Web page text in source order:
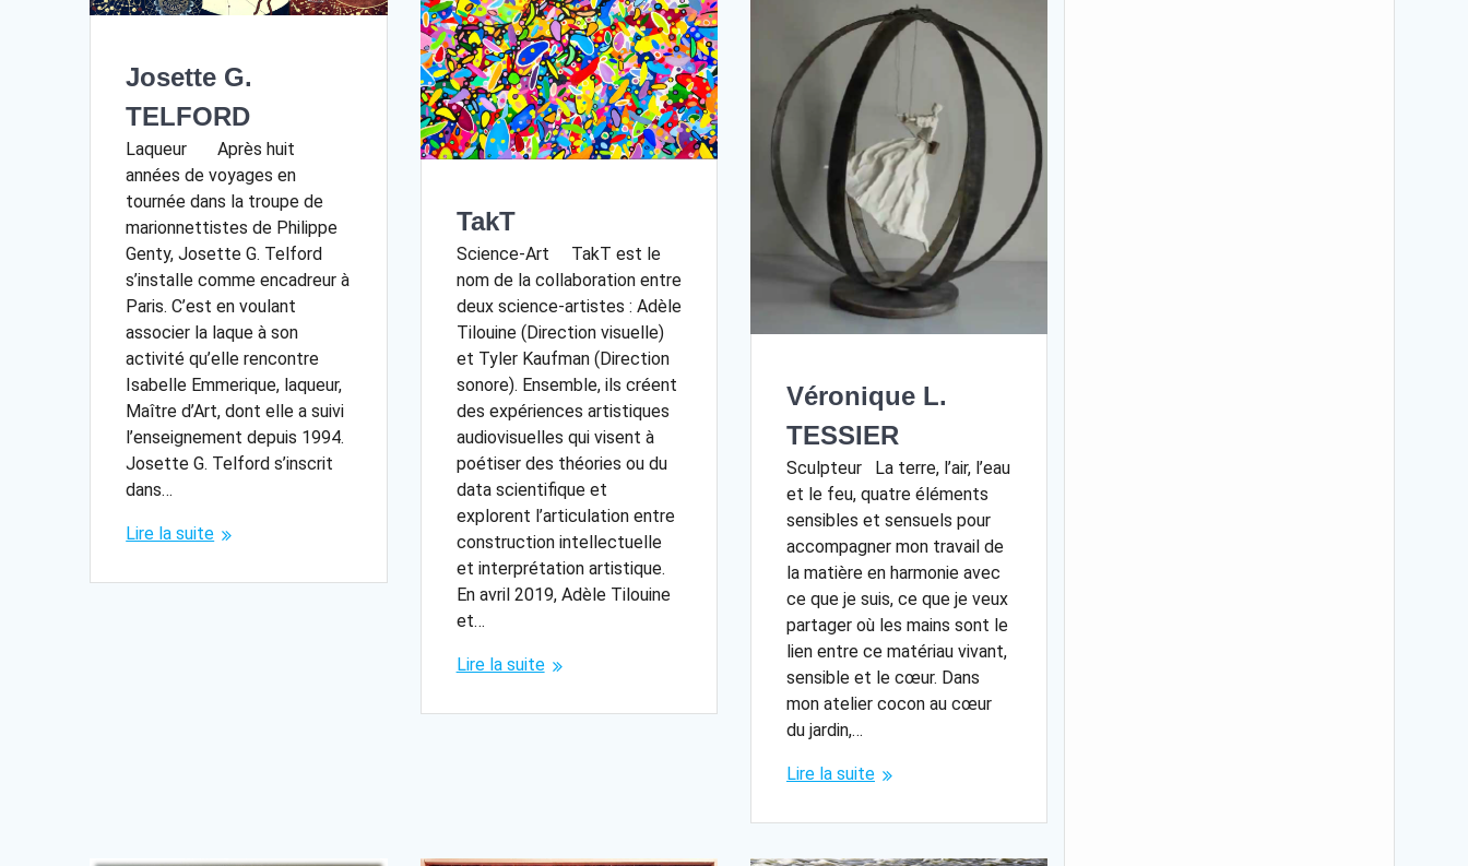
Josette G.
TELFORD
Laqueur Après huit
années de voyages en
tournée dans la troupe de
marionnettistes de Philippe
Genty, Josette G. Telford
s’installe comme encadreur à
Paris. C’est en voulant
associer la laque à son
activité qu’elle rencontre
Isabelle Emmerique, laqueur,
Maître d’Art, dont elle a suivi
l’enseignement depuis 1994.
Josette G. Telford s’inscrit
dans…
Lire la suite
TakT
Science-Art TakT est le
nom de la collaboration entre
deux science-artistes : Adèle
Tilouine (Direction visuelle)
et Tyler Kaufman (Direction
sonore). Ensemble, ils créent
des expériences artistiques
audiovisuelles qui visent à
poétiser des théories ou du
data scientifique et
explorent l’articulation entre
construction intellectuelle
et interprétation artistique.
En avril 2019, Adèle Tilouine
et…
Lire la suite
Véronique L.
TESSIER
Sculpteur La terre, l’air, l’eau
et le feu, quatre éléments
sensibles et sensuels pour
accompagner mon travail de
la matière en harmonie avec
ce que je suis, ce que je veux
partager où les mains sont le
lien entre ce matériau vivant,
sensible et le cœur. Dans
mon atelier cocon au cœur
du jardin,…
Lire la suite